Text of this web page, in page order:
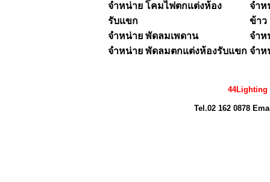
จำหน่าย โคมไฟตกแต่งห้อง
รับแขก
จำห
ข้าว
จำหน่าย พัดลมเพดาน
จำห
จำหน่าย พัดลมตกแต่งห้องรับแขก จำห
44Lighting
Tel.02 162 0878